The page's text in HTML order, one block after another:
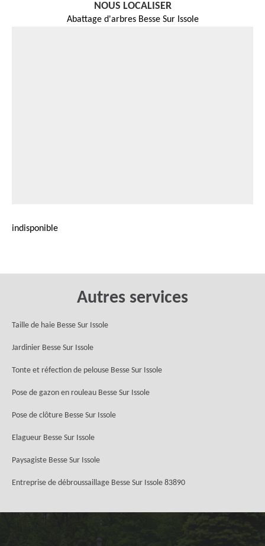
NOUS LOCALISER
Abattage d'arbres Besse Sur Issole
indisponible
Autres services
Taille de haie Besse Sur Issole
Jardinier Besse Sur Issole
Tonte et réfection de pelouse Besse Sur Issole
Pose de gazon en rouleau Besse Sur Issole
Pose de clôture Besse Sur Issole
Elagueur Besse Sur Issole
Paysagiste Besse Sur Issole
Entreprise de débroussaillage Besse Sur Issole 83890